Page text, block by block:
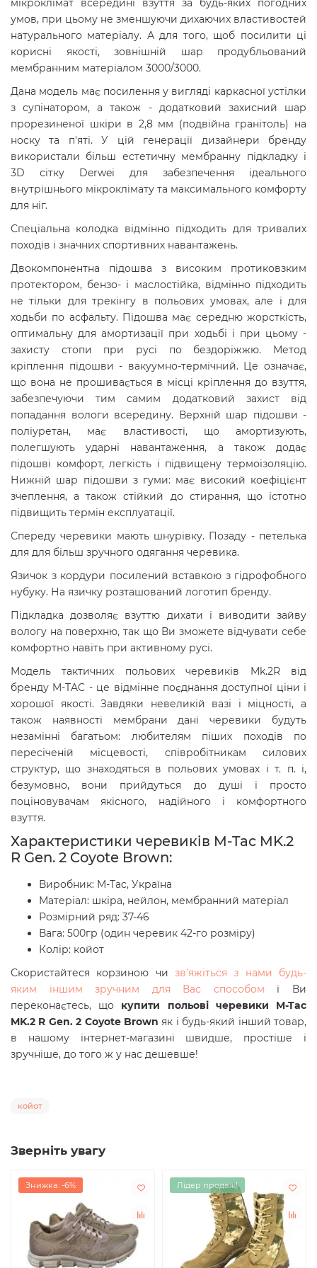
мікроклімат всередині взуття за будь-яких погодних
умов, при цьому не зменшуючи дихаючих властивостей
натурального матеріалу. А для того, щоб посилити ці
корисні якості, зовнішній шар продубльований
мембранним матеріалом 3000/3000.
Дана модель має посилення у вигляді каркасної устілки
з супінатором, а також - додатковий захисний шар
прорезиненої шкіри в 2,8 мм (подвійна гранітоль) на
носку та п'яті. У цій генерації дизайнери бренду
використали більш естетичну мембранну підкладку і
3D сітку Derwei для забезпечення ідеального
внутрішнього мікроклімату та максимального комфорту
для ніг.
Спеціальна колодка відмінно підходить для тривалих
походів і значних спортивних навантажень.
Двокомпонентна підошва з високим протиковзким
протектором, бензо- і маслостійка, відмінно підходить
не тільки для трекінгу в польових умовах, але і для
ходьби по асфальту. Підошва має середню жорсткість,
оптимальну для амортизації при ходьбі і при цьому -
захисту стопи при русі по бездоріжжю. Метод
кріплення підошви - вакуумно-термічний. Це означає,
що вона не прошивається в місці кріплення до взуття,
забезпечуючи тим самим додатковий захист від
попадання вологи всередину. Верхній шар підошви -
поліуретан, має властивості, що амортизують,
полегшують ударні навантаження, а також додає
підошві комфорт, легкість і підвищену термоізоляцію.
Нижній шар підошви з гуми: має високий коефіцієнт
зчеплення, а також стійкий до стирання, що істотно
підвищить термін експлуатації.
Спереду черевики мають шнурівку. Позаду - петелька
для для більш зручного одягання черевика.
Язичок з кордури посилений вставкою з гідрофобного
нубуку. На язичку розташований логотип бренду.
Підкладка дозволяє взуттю дихати і виводити зайву
вологу на поверхню, так що Ви зможете відчувати себе
комфортно навіть при активному русі.
Модель тактичних польових черевиків Mk.2R від
бренду M-TAC - це відмінне поєднання доступної ціни і
хорошої якості. Завдяки невеликій вазі і міцності, а
також наявності мембрани дані черевики будуть
незамінні багатьом: любителям піших походів по
пересіченій місцевості, співробітникам силових
структур, що знаходяться в польових умовах і т. п. і,
безумовно, вони прийдуться до душі і просто
поціновувачам якісного, надійного і комфортного
взуття.
Характеристики черевиків M-Tac MK.2
R Gen. 2 Coyote Brown:
Виробник: M-Tac, Україна
Матеріал: шкіра, нейлон, мембранний матеріал
Розмірний ряд: 37-46
Вага: 500гр (один черевик 42-го розміру)
Колір: койот
Скористайтеся корзиною чи зв'яжіться з нами будь-
яким іншим зручним для Вас способом і Ви
переконаєтесь, що купити польові черевики M-Tac
MK.2 R Gen. 2 Coyote Brown як і будь-який інший товар,
в нашому інтернет-магазині швидше, простіше і
зручніше, до того ж у нас дешевше!
койот
Зверніть увагу
Знижка: -6% Лідер продаж!